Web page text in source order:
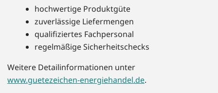
hochwertige Produktgüte
zuverlässige Liefermengen
qualifiziertes Fachpersonal
regelmäßige Sicherheitschecks
Weitere Detailinformationen unter
www.guetezeichen-energiehandel.de.